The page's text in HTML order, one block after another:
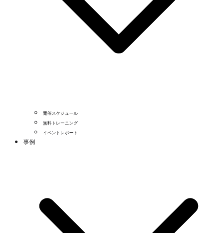
開催スケジュール
無料トレーニング
イベントレポート
事例